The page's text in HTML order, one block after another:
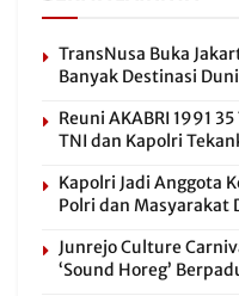
TransNusa Buka
Banyak Destinasi
Reuni AKABRI 1991
TNI dan Kapolri
Kapolri Jadi Anggota
Polri dan Masyarakat
Junrejo Culture
‘Sound Horeg’